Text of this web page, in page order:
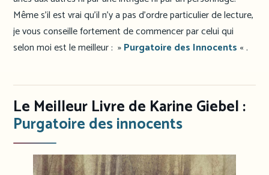
Même s’il est vrai qu’il n’y a pas d’ordre particulier de lecture,
je vous conseille fortement de commencer par celui qui
selon moi est le meilleur : »Purgatoire des Innocents « .
Le Meilleur Livre de Karine Giebel :
Purgatoire des innocents